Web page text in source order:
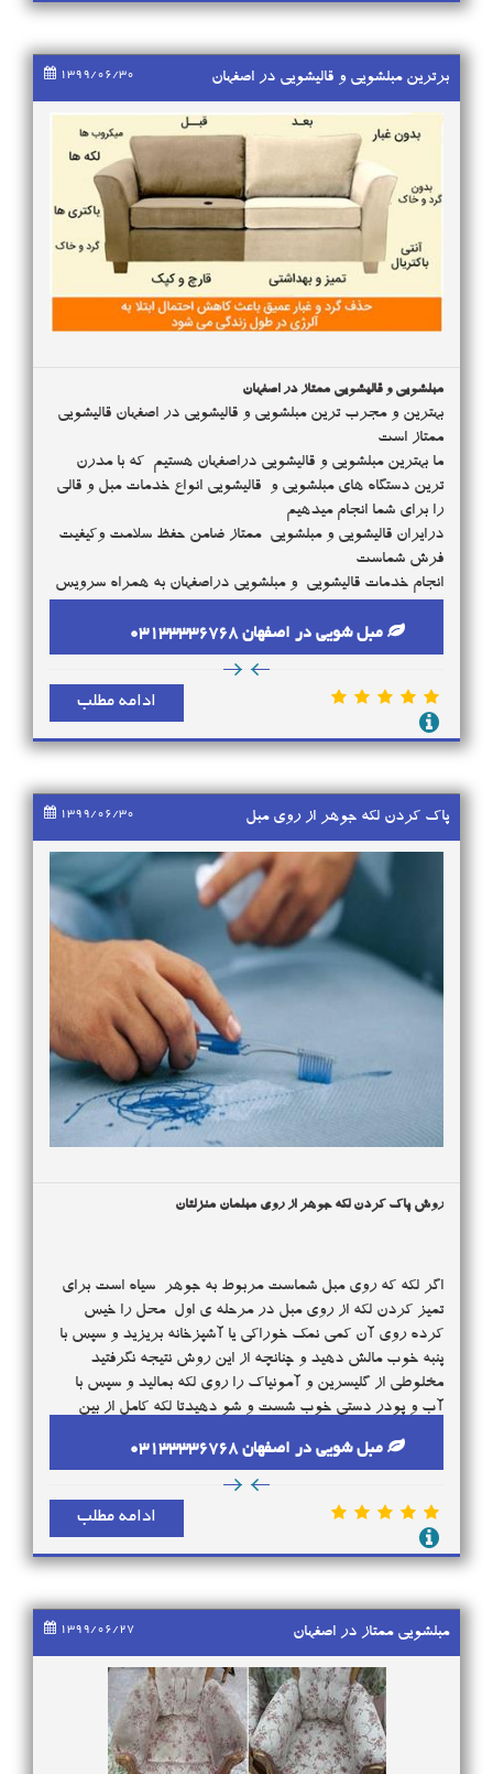
آن را با یک پارچه تمیز روی لکه بمالید و با دستمال خشک
برترین مبلشویی و قالیشویی در اصفهان 1399/06/30
مبلشویی و قالیشویی ممتاز در اصفهان
بهترین و مجرب ترین مبلشویی و قالیشویی در اصفهان قالیشویی
ممتاز است
ما بهترین مبلشویی و قالیشویی دراصفهان هستیم که با مدرن
ترین دستگاه های مبلشویی و قالیشویی انواع خدمات مبل و قالی
را برای شما انجام میدهیم
درایران قالیشویی و مبلشویی ممتاز ضامن حفظ سلامت وکیفیت
فرش شماست
انجام خدمات قالیشویی و مبلشویی دراصفهان به همراه سرویس
بهترین قالیشویی و مبلشویی دراصفهان حتما قالیشویی و
مبلشویی ممتاز دراصفهان است.
از ما بهترین خدمات را بخواهید.ضمانت ما اسم نیک طی 30 سال
گذشته است.
مبل شویی در اصفهان 03133336768
ادامه مطلب
پاک کردن لکه جوهر از روی مبل 1399/06/30
روش پاک کردن لکه جوهر از روی مبلمان منزلتان
اگر لکه که روی مبل شماست مربوط به جوهر سیاه است برای
تمیز کردن لکه از روی مبل در مرحله ی اول محل را خیس
کرده روی آن کمی نمک خوراکی یا آشپزخانه بریزید و سپس با
پنبه خوب مالش دهید و چنانچه از این روش نتیجه نگرفتید
مخلوطی از گلیسرین و آمونیاک را روی لکه بمالید و سپس با
آب و پودر دستی خوب شست و شو دهیدتا لکه کامل از بین
استفاده کنید.مبل شویی در اصفهان 03133336768
ادامه مطلب
مبلشویی ممتاز در اصفهان 1399/06/27